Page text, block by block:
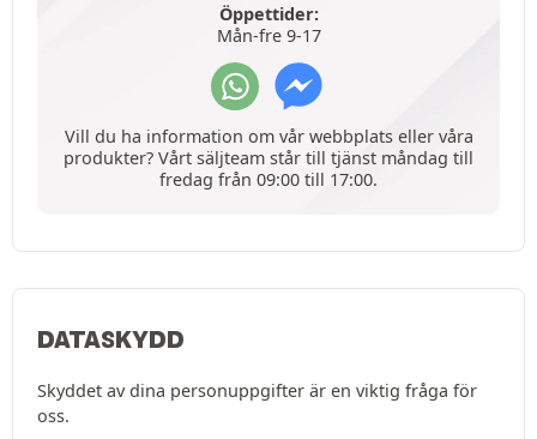
Öppettider:
Mån-fre 9-17
Vill du ha information om vår webbplats eller våra
produkter? Vårt säljteam står till tjänst måndag till
fredag från 09:00 till 17:00.
DATASKYDD
Skyddet av dina personuppgifter är en viktig fråga för
oss.